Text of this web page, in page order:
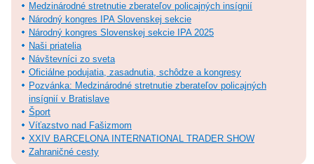
Medzinárodné stretnutie zberateľov policajných insígnií
Národný kongres IPA Slovenskej sekcie
Národný kongres Slovenskej sekcie IPA 2025
Naši priatelia
Návštevníci zo sveta
Oficiálne podujatia, zasadnutia, schôdze a kongresy
Pozvánka: Medzinárodné stretnutie zberateľov policajných
insígnií v Bratislave
Šport
Víťazstvo nad Fašizmom
XXIV BARCELONA INTERNATIONAL TRADER SHOW
Zahraničné cesty